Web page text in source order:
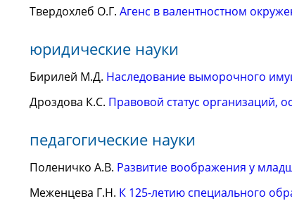
Твердохлеб О.Г. Агенс в валентностном
юридические науки
Бирилей М.Д. Наследование выморочного
Дроздова К.С. Правовой статус организаций,
педагогические науки
Поленичко А.В. Развитие воображения у
Меженцева Г.Н. К 125-летию специального